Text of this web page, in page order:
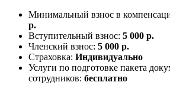
Минимальный взнос в
р.
Вступительный взнос: 5 000 р.
Членский взнос: 5 000 р.
Страховка: Индивидуально
Услуги по подготовке пакета
сотрудников: бесплатно